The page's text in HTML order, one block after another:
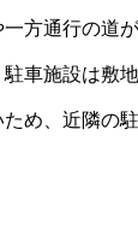
方通行の道
車施設は敷
め、近隣の